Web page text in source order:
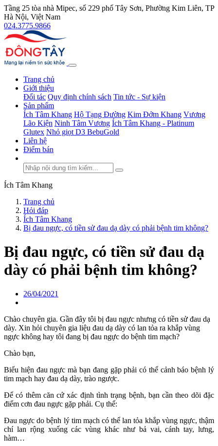
Tầng 25 tòa nhà Mipec, số 229 phố Tây Sơn, Phường Kim Liên, TP
Hà Nội, Việt Nam
024.3775.9866
Trang chủ
Giới thiệu
Đối tác Quy định chính sách Tin tức - Sự kiện
Sản phẩm
Ích Tâm Khang Hộ Tạng Đường Kim Đởm Khang Vương
Lão Kiện Ninh Tâm Vương Ích Tâm Khang - Platinum
Glutex Nhỏ giọt D3 BebuGold
Liên hệ
Điểm bán
Ích Tâm Khang
Trang chủ
Hỏi đáp
Ích Tâm Khang
Bị đau ngực, có tiền sử đau dạ dày có phải bệnh tim không?
Bị đau ngực, có tiền sử đau dạ
dày có phải bệnh tim không?
26/04/2021
Chào chuyên gia. Gần đây tôi bị đau ngực nhưng có tiền sử đau dạ
dày. Xin hỏi chuyên gia liệu đau dạ dày có lan tỏa ra khắp vùng
ngực không hay tôi đang bị đau ngực do bệnh tim mạch?
Chào bạn,
Biểu hiện đau ngực mà bạn đang gặp phải có thể cảnh báo bệnh lý
tim mạch hay đau dạ dày, trào ngược.
Để có thêm căn cứ xác định tình trạng bệnh, bạn cần theo dõi đặc
điểm cơn đau ngực gặp phải. Cụ thể:
Đau ngực do bệnh lý tim mạch có thể lan tỏa khắp vùng ngực, thậm
chí lan rộng xuống các vùng khác như bả vai, cánh tay, lưng,
hàm…